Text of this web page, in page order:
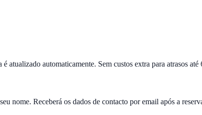
atualizado automaticamente. Sem custos extra para atrasos até
nome. Receberá os dados de contacto por email após a